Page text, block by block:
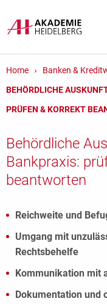
Home Banken &
BEHÖRDLICHE
PRÜFEN & KORREKT
Behördliche
Bankpraxis:
beantworten
Reichweite und
Umgang mit
Rechtsbehelfe
Kommunikation mit
Dokumentation und